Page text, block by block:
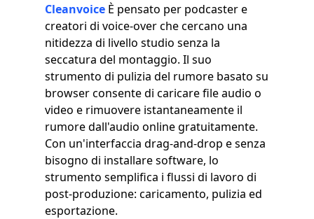
Cleanvoice È pensato per podcaster e
creatori di voice-over che cercano una
nitidezza di livello studio senza la
seccatura del montaggio. Il suo
strumento di pulizia del rumore basato su
browser consente di caricare file audio o
video e rimuovere istantaneamente il
rumore dall'audio online gratuitamente.
Con un'interfaccia drag-and-drop e senza
bisogno di installare software, lo
strumento semplifica i flussi di lavoro di
post-produzione: caricamento, pulizia ed
esportazione.